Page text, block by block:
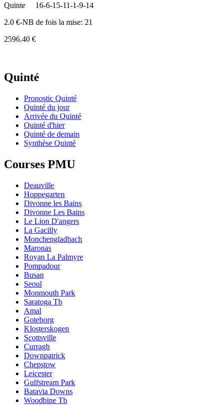
Quinte
16-6-15-11-1-9-14
2.0 €-NB de fois la mise: 21
2596.40 €
Quinté
Pronostic Quinté
Quinté du jour
Arrivée du Quinté
Quinté d'hier
Quinté de demain
Synthèse Quinté
Courses PMU
Deauville
Hoppegarten
Divonne les Bains
Divonne Les Bains
Le Lion D'angers
La Gacilly
Monchengladbach
Maronas
Royan La Palmyre
Pompadour
Busan
Seoul
Monmouth Park
Saratoga Tb
Amal
Goteborg
Klosterskogen
Scottsville
Curragh
Downpatrick
Chepstow
Leicester
Gulfstream Park
Batavia Downs
Woodbine Tb